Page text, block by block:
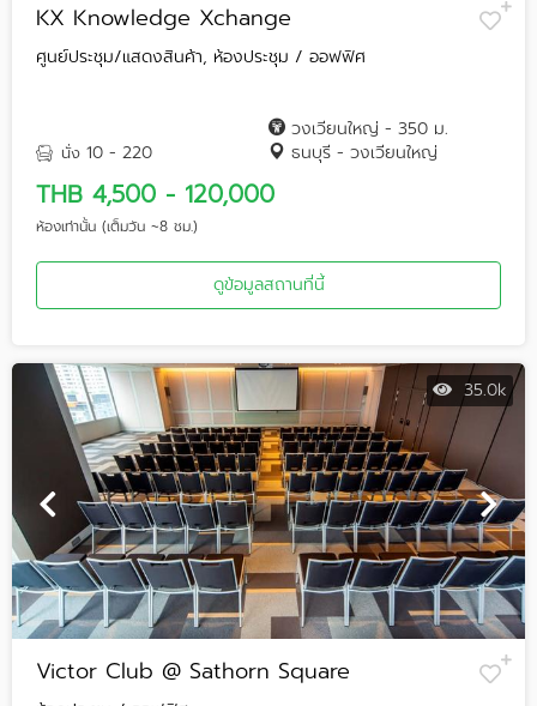
KX Knowledge Xchange
ศูนย์ประชุม/แสดงสินค้า, ห้องประชุม / ออฟฟิศ
นั่ง 10 - 220
วงเวียนใหญ่ - 350 ม.
ธนบุรี - วงเวียนใหญ่
THB 4,500 - 120,000
ห้องเท่านั้น (เต็มวัน ~8 ชม.)
ดูข้อมูลสถานที่นี้
35.0k
Victor Club @ Sathorn Square